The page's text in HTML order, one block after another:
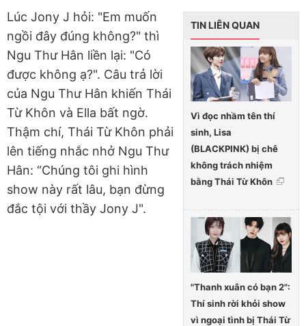
TIN LIÊN QUAN
Vì đọc nhầm tên thí
sinh, Lisa
(BLACKPINK) bị chê
không trách nhiệm
bằng Thái Từ Khôn
"Thanh xuân có bạn 2":
Thí sinh rời khỏi show
vì ngoại tình bị Thái Từ
Lúc Jony J hỏi: "Em muốn
ngồi đây đúng không?" thì
Ngu Thư Hân liền lại: "Có
được không ạ?". Câu trả lời
của Ngu Thư Hân khiến Thái
Từ Khôn và Ella bất ngờ.
Thậm chí, Thái Từ Khôn phải
lên tiếng nhắc nhở Ngu Thư
Hân: “Chúng tôi ghi hình
show này rất lâu, bạn đừng
đắc tội với thầy Jony J".